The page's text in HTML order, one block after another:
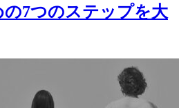
7つのステップを大